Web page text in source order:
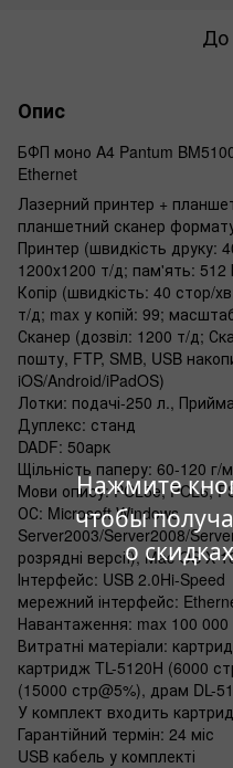
Нажмите
чтобы
о
До
Опис
БФП моно A4 Pantum
Ethernet
Лазерний принтер +
планшетний сканер
Принтер (швидкість друку:
1200х1200 т/д; пам'ять:
Копір (швидкість: 40 стор/
т/д; max у копій: 99;
Сканер (дозвіл: 1200 т/д;
пошту, FTP, SMB, USB
iOS/Android/iPadOS)
Лотки: подачі-250 л.,
Дуплекс: станд
DADF: 50арк
Щільність паперу: 60-120
Мови опису: PCL5e, PCL6,
ОС: Microsoft Windows
Server2003/Server2008/
розрядні версії), Mac OS X
Інтерфейс: USB 2.0Hi-Speed
мережний інтерфейс:
Навантаження: max 100 000
Витратні матеріали:
картридж TL-5120H (6000
(15000 стр@5%), драм DL-
У комплект входить
Гарантійний термін: 24 міс
USB кабель у комплекті